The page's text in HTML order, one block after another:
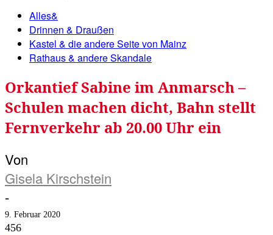
Alles&
Drinnen & Draußen
Kastel & die andere Seite von Mainz
Rathaus & andere Skandale
Orkantief Sabine im Anmarsch –
Schulen machen dicht, Bahn stellt
Fernverkehr ab 20.00 Uhr ein
Von
Gisela Kirschstein
-
9. Februar 2020
456